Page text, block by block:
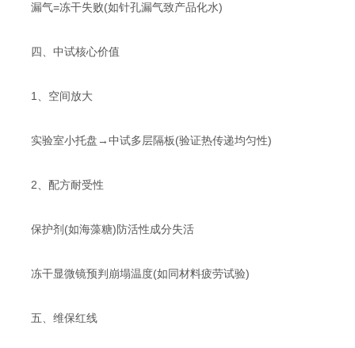
漏气=冻干失败(如针孔漏气致产品化水)
​​四、中试核心价值​
1​​、空间放大
实验室小托盘→中试多层隔板(验证热传递均匀性)
​​2、配方耐受性
保护剂(如海藻糖)防活性成分失活
冻干显微镜预判崩塌温度(如同材料疲劳试验)
​​五、维保红线​